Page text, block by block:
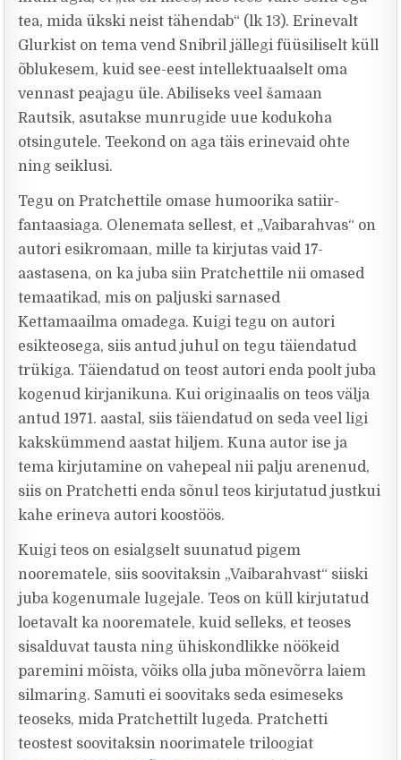
tea, mida ükski neist tähendab“ (lk 13). Erinevalt
Glurkist on tema vend Snibril jällegi füüsiliselt küll
õblukesem, kuid see-eest intellektuaalselt oma
vennast peajagu üle. Abiliseks veel šamaan
Rautsik, asutakse munrugide uue kodukoha
otsingutele. Teekond on aga täis erinevaid ohte
ning seiklusi.
Tegu on Pratchettile omase humoorika satiir-
fantaasiaga. Olenemata sellest, et „Vaibarahvas“ on
autori esikromaan, mille ta kirjutas vaid 17-
aastasena, on ka juba siin Pratchettile nii omased
temaatikad, mis on paljuski sarnased
Kettamaailma omadega. Kuigi tegu on autori
esikteosega, siis antud juhul on tegu täiendatud
trükiga. Täiendatud on teost autori enda poolt juba
kogenud kirjanikuna. Kui originaalis on teos välja
antud 1971. aastal, siis täiendatud on seda veel ligi
kakskümmend aastat hiljem. Kuna autor ise ja
tema kirjutamine on vahepeal nii palju arenenud,
siis on Pratchetti enda sõnul teos kirjutatud justkui
kahe erineva autori koostöös.
Kuigi teos on esialgselt suunatud pigem
noorematele, siis soovitaksin „Vaibarahvast“ siiski
juba kogenumale lugejale. Teos on küll kirjutatud
loetavalt ka noorematele, kuid selleks, et teoses
sisalduvat tausta ning ühiskondlikke nöökeid
paremini mõista, võiks olla juba mõnevõrra laiem
silmaring. Samuti ei soovitaks seda esimeseks
teoseks, mida Pratchettilt lugeda. Pratchetti
teostest soovitaksin noorimatele triloogiat